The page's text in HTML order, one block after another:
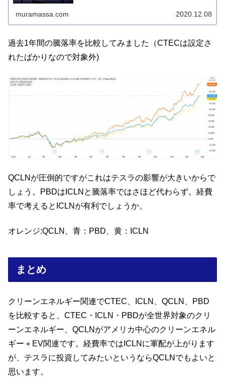
muramassa.com 2020.12.08
過去1年間の騰落率を比較してみました（CTECは設定さ
れたばかりなので対象外)
QCLNが圧倒的ですがこれはテスラの影響が大きいからで
しょう。PBDはICLNと騰落率ではさほど代わらず。経費
率で考えるとICLNが有利でしょうか。
オレンジ:QCLN、青：PBD、黄：ICLN
まとめ
クリーンエネルギー関連でCTEC、ICLN、QCLN、PBD
を比較すると、CTEC・ICLN・PBDが全世界対象のクリ
ーンエネルギー、QCLNがアメリカ中心のクリーンエネル
ギー＋EV関連です。経費率ではICLNに軍配が上がります
が、テスラに投資してみたいというならQCLNでもよいと
思います。